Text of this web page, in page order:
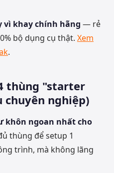
vì khay chính hãng — rẻ
bộ dụng cụ thật. Xem
.
thùng "starter
nghiệp)
khôn ngoan nhất cho
thùng để setup 1
trình, mà không lãng